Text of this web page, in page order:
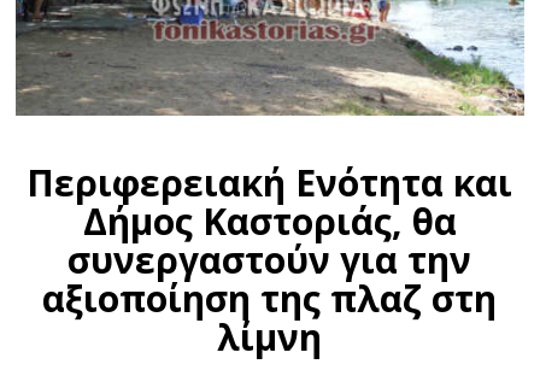
Περιφερειακή Ενότητα και
Δήμος Καστοριάς, θα
συνεργαστούν για την
αξιοποίηση της πλαζ στη
λίμνη